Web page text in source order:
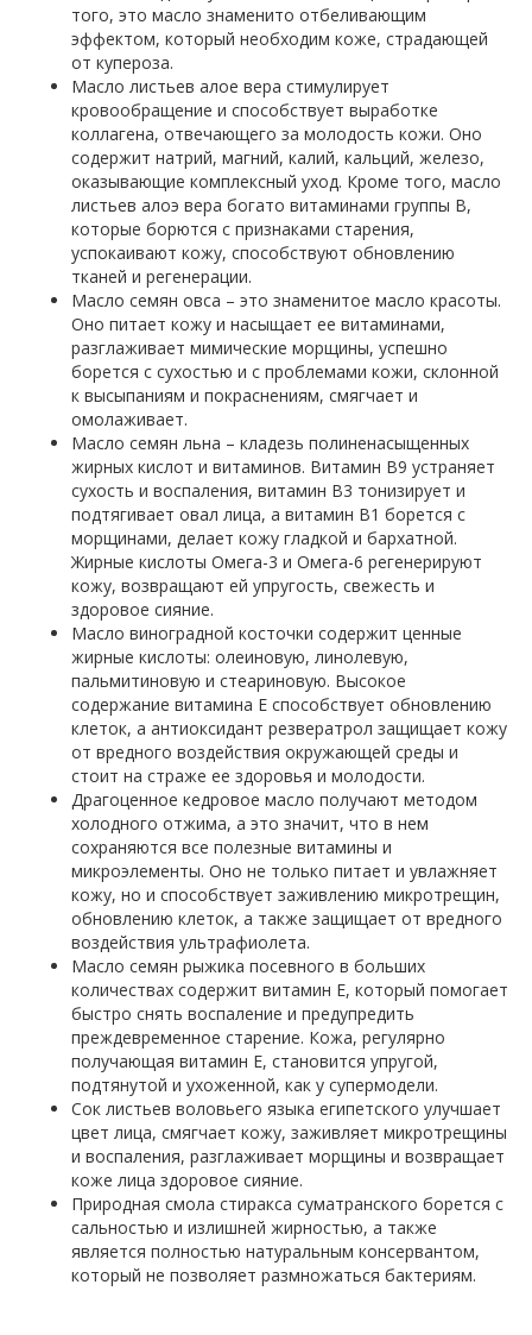
того, это масло знаменито отбеливающим
эффектом, который необходим коже, страдающей
от купероза.
Масло листьев алое вера стимулирует
кровообращение и способствует выработке
коллагена, отвечающего за молодость кожи. Оно
содержит натрий, магний, калий, кальций, железо,
оказывающие комплексный уход. Кроме того, масло
листьев алоэ вера богато витаминами группы B,
которые борются с признаками старения,
успокаивают кожу, способствуют обновлению
тканей и регенерации.
Масло семян овса – это знаменитое масло красоты.
Оно питает кожу и насыщает ее витаминами,
разглаживает мимические морщины, успешно
борется с сухостью и с проблемами кожи, склонной
к высыпаниям и покраснениям, смягчает и
омолаживает.
Масло семян льна – кладезь полиненасыщенных
жирных кислот и витаминов. Витамин B9 устраняет
сухость и воспаления, витамин B3 тонизирует и
подтягивает овал лица, а витамин B1 борется с
морщинами, делает кожу гладкой и бархатной.
Жирные кислоты Омега-3 и Омега-6 регенерируют
кожу, возвращают ей упругость, свежесть и
здоровое сияние.
Масло виноградной косточки содержит ценные
жирные кислоты: олеиновую, линолевую,
пальмитиновую и стеариновую. Высокое
содержание витамина E способствует обновлению
клеток, а антиоксидант резвератрол защищает кожу
от вредного воздействия окружающей среды и
стоит на страже ее здоровья и молодости.
Драгоценное кедровое масло получают методом
холодного отжима, а это значит, что в нем
сохраняются все полезные витамины и
микроэлементы. Оно не только питает и увлажняет
кожу, но и способствует заживлению микротрещин,
обновлению клеток, а также защищает от вредного
воздействия ультрафиолета.
Масло семян рыжика посевного в больших
количествах содержит витамин E, который помогает
быстро снять воспаление и предупредить
преждевременное старение. Кожа, регулярно
получающая витамин Е, становится упругой,
подтянутой и ухоженной, как у супермодели.
Сок листьев воловьего языка египетского улучшает
цвет лица, смягчает кожу, заживляет микротрещины
и воспаления, разглаживает морщины и возвращает
коже лица здоровое сияние.
Природная смола стиракса суматранского борется с
сальностью и излишней жирностью, а также
является полностью натуральным консервантом,
который не позволяет размножаться бактериям.